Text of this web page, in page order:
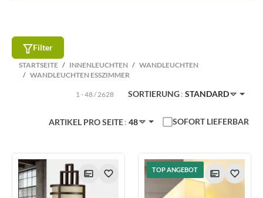
Filter
STARTSEITE INNENLEUCHTEN
WANDLEUCHTEN
WANDLEUCHTEN ESSZIMMER
1 - 48 / 2628 SORTIERUNG STANDARD
ARTIKEL PRO SEITE 48 SOFORT LIEFERBAR
TOP ANGEBOT